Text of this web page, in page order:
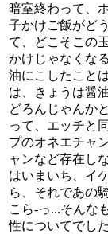
暗室終わって、
子かけご飯がど
て、どこそこの
かけじゃなくな
油にこしたこと
は、きょうは醤
どろんじゃんか
って、エッチと
プのオネエチャ
ャンなど存在し
はいまいち、イ
ら、それであの
こら-っ...そんな
性についてでした